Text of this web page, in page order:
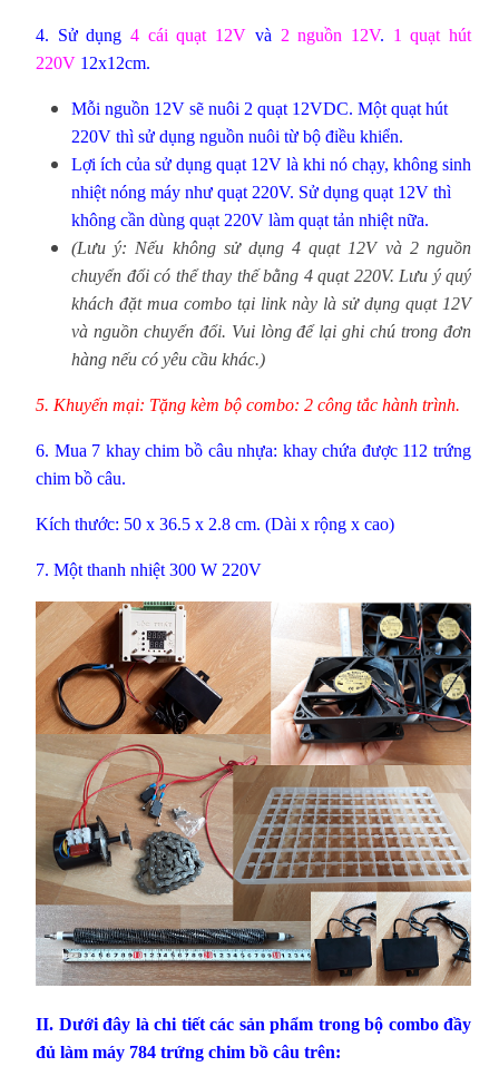
4. Sử dụng4 cái quạt 12V và 2 nguồn 12V. 1 quạt hút
220V 12x12cm.
Mỗi nguồn 12V sẽ nuôi 2 quạt 12VDC. Một quạt hút
220V thì sử dụng nguồn nuôi từ bộ điều khiển.
Lợi ích của sử dụng quạt 12V là khi nó chạy, không sinh
nhiệt nóng máy như quạt 220V. Sử dụng quạt 12V thì
không cần dùng quạt 220V làm quạt tản nhiệt nữa.
(Lưu ý: Nếu không sử dụng 4 quạt 12V và 2 nguồn
chuyển đổi có thể thay thế bằng 4 quạt 220V. Lưu ý quý
khách đặt mua combo tại link này là sử dụng quạt 12V
và nguồn chuyển đổi. Vui lòng để lại ghi chú trong đơn
hàng nếu có yêu cầu khác.)
5. Khuyến mại: Tặng kèm bộ combo: 2 công tắc hành trình.
6. Mua 7 khay chim bồ câu nhựa: khay chứa được 112 trứng
chim bồ câu.
Kích thước: 50 x 36.5 x 2.8 cm. (Dài x rộng x cao)
7. Một thanh nhiệt 300 W 220V
II. Dưới đây là chi tiết các sản phẩm trong bộ combo đầy
đủ làm máy 784 trứng chim bồ câu trên: